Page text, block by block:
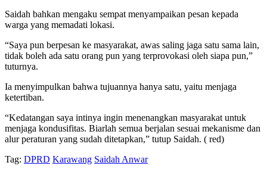
Saidah bahkan mengaku sempat menyampaikan pesan kepada
warga yang memadati lokasi.
“Saya pun berpesan ke masyarakat, awas saling jaga satu sama lain,
tidak boleh ada satu orang pun yang terprovokasi oleh siapa pun,”
tuturnya.
Ia menyimpulkan bahwa tujuannya hanya satu, yaitu menjaga
ketertiban.
“Kedatangan saya intinya ingin menenangkan masyarakat untuk
menjaga kondusifitas. Biarlah semua berjalan sesuai mekanisme dan
alur peraturan yang sudah ditetapkan,” tutup Saidah. ( red)
Tag: DPRD Karawang Saidah Anwar